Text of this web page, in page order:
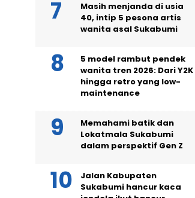
Masih menjanda di usia
40, intip 5 pesona artis
wanita asal Sukabumi
5 model rambut pendek
wanita tren 2026: Dari Y2K
hingga retro yang low-
maintenance
Memahami batik dan
Lokatmala Sukabumi
dalam perspektif Gen Z
Jalan Kabupaten
Sukabumi hancur kaca